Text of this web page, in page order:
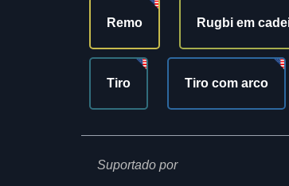
Remo Rugbi em
Tiro Tiro com arco
Suportado por